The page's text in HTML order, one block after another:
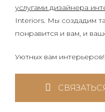
услугами дизайнера
Interiors. Мы создадим
понравится и вам, и
Уютных вам интерьеров!